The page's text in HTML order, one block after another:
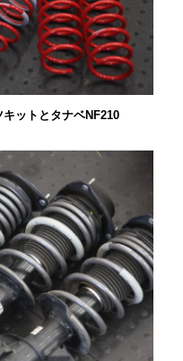
ットとタナベNF210